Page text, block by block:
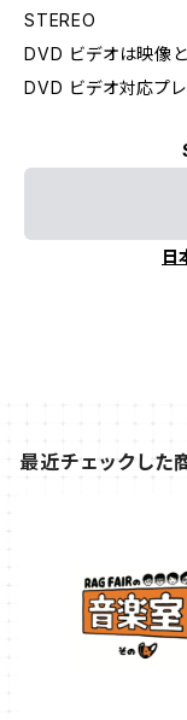
STEREO
DVD ビデオは映像と
DVD ビデオ対応プレ
日
最近チェックした